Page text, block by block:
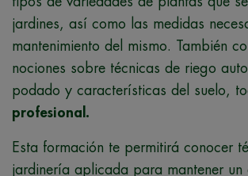
jardines, así como las medidas
mantenimiento del mismo. También
nociones sobre técnicas de riego
podado y características del suelo,
profesional.
Esta formación te permitirá conocer
jardinería aplicada para mantener un